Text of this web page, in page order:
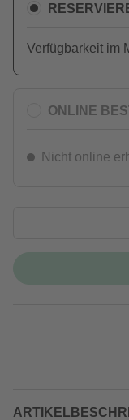
Verfügbarkeit im
ONLINE
Nicht online